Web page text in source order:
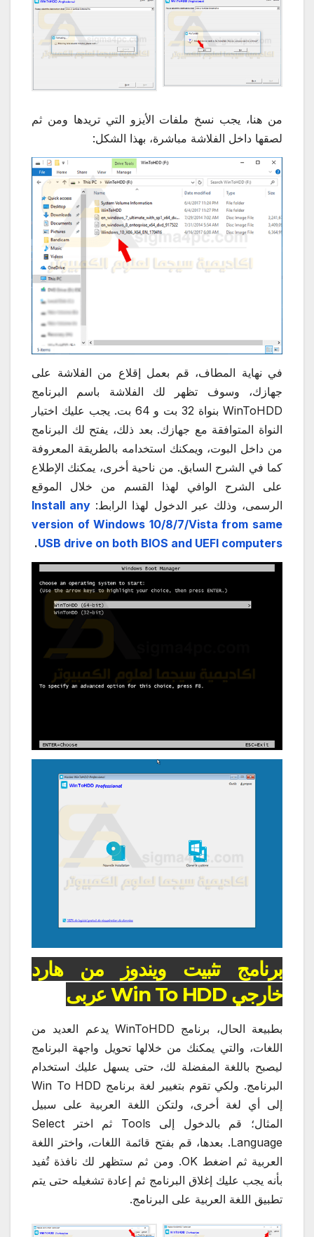
من هنا، يجب نسخ ملفات الأيزو التي تريدها ومن ثم
لصقها داخل الفلاشة مباشرة، بهذا الشكل:
في نهاية المطاف، قم بعمل إقلاع من الفلاشة على
جهازك، وسوف تظهر لك الفلاشة باسم البرنامج
WinToHDD بنواة 32 بت و 64 بت. يجب عليك اختيار
النواة المتوافقة مع جهازك. بعد ذلك، يفتح لك البرنامج
من داخل البوت، ويمكنك استخدامه بالطريقة المعروفة
كما في الشرح السابق. من ناحية أخرى، يمكنك الإطلاع
على الشرح الوافي لهذا القسم من خلال الموقع
الرسمى، وذلك عبر الدخول لهذا الرابط: Install any
version of Windows 10/8/7/Vista from same
USB drive on both BIOS and UEFI computers
.
برنامج تثبيت ويندوز من هارد
خارجي Win To HDD عربى
بطبيعة الحال، برنامج WinToHDD يدعم العديد من
اللغات، والتي يمكنك من خلالها تحويل واجهة البرنامج
ليصبح باللغة المفضلة لك، حتى يسهل عليك استخدام
البرنامج. ولكي تقوم بتغيير لغة برنامج Win To HDD
إلى أي لغة أخرى، ولتكن اللغة العربية على سبيل
المثال؛ قم بالدخول إلى Tools ثم اختر Select
Language. بعدها، قم بفتح قائمة اللغات، واختر اللغة
العربية ثم اضغط OK. ومن ثم ستظهر لك نافذة تُفيد
بأنه يجب عليك إغلاق البرنامج ثم إعادة تشغيله حتى يتم
تطبيق اللغة العربية على البرنامج.